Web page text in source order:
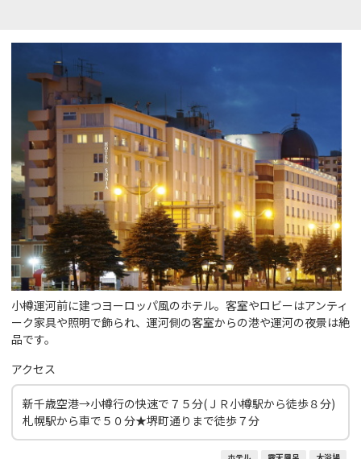
小樽運河前に建つヨーロッパ風のホテル。客室やロビーはアンティ
ーク家具や照明で飾られ、運河側の客室からの港や運河の夜景は絶
品です。
アクセス
新千歳空港→小樽行の快速で７５分(ＪＲ小樽駅から徒歩８分)
札幌駅から車で５０分★堺町通りまで徒歩７分
ホテル 露天風呂 大浴場